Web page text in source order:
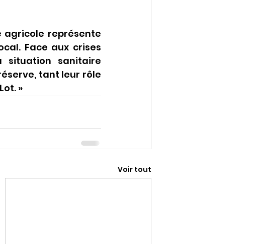
agricole représente
Face aux crises
sanitaire
tant leur rôle
»
Voir tout